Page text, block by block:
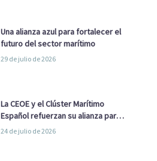
Una alianza azul para fortalecer el
futuro del sector marítimo
29 de julio de 2026
La CEOE y el Clúster Marítimo
Español refuerzan su alianza para
impulsar una estrategia Nacional
24 de julio de 2026